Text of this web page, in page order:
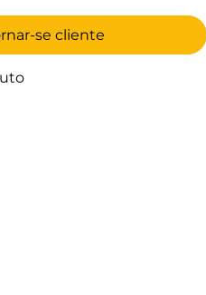
se cliente